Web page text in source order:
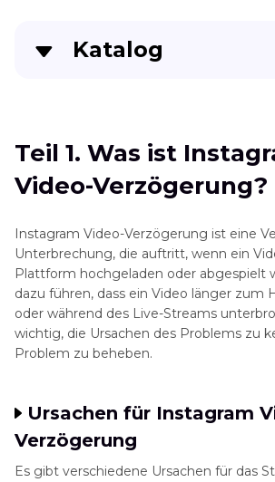
Katalog
Teil 2. Wie man Instagram Video-
behebt
VikPea
Teil 4. Verhindern von Instagram
der Zukunft
Teil 5. FAQs zur Verzögerung
Videos
Teil 1. Was ist
Video-Verzögerung?
Instagram Video-Verzögerung ist eine
Unterbrechung, die auftritt, wenn ein
Plattform hochgeladen oder abgespielt
dazu führen, dass ein Video länger zum
oder während des Live-Streams
wichtig, die Ursachen des Problems zu
Problem zu beheben.
Ursachen für Instagram
Verzögerung
Es gibt verschiedene Ursachen für das